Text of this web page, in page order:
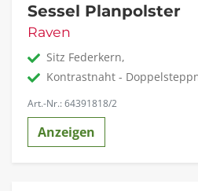
Sessel Planpolster
Raven
Sitz Federkern,
Kontrastnaht -
Art.-Nr.: 64391818/2
Anzeigen